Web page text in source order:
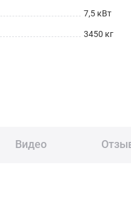
7,5 кВт
3450 кг
Видео